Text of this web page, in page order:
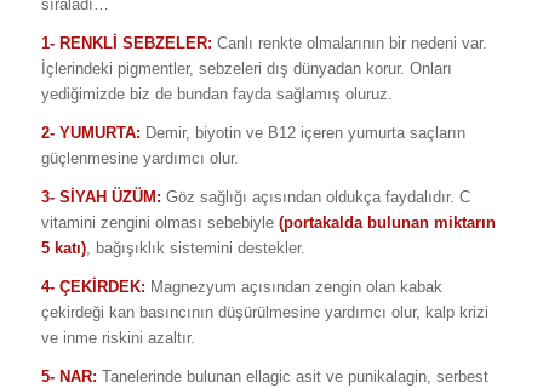
sıraladı…
1- RENKLİ SEBZELER: Canlı renkte olmalarının bir nedeni var.
İçlerindeki pigmentler, sebzeleri dış dünyadan korur. Onları
yediğimizde biz de bundan fayda sağlamış oluruz.
2- YUMURTA: Demir, biyotin ve B12 içeren yumurta saçların
güçlenmesine yardımcı olur.
3- SİYAH ÜZÜM: Göz sağlığı açısından oldukça faydalıdır. C
vitamini zengini olması sebebiyle (portakalda bulunan miktarın
5 katı), bağışıklık sistemini destekler.
4- ÇEKİRDEK: Magnezyum açısından zengin olan kabak
çekirdeği kan basıncının düşürülmesine yardımcı olur, kalp krizi
ve inme riskini azaltır.
5- NAR: Tanelerinde bulunan ellagic asit ve punikalagin, serbest